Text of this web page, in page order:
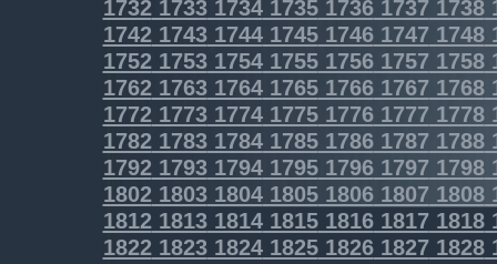
173217331734173517361737 1738
174217431744174517461747 1748
175217531754175517561757 1758
176217631764176517661767 1768
177217731774177517761777 1778
178217831784178517861787 1788
179217931794179517961797 1798
180218031804180518061807 1808
1812181318141815181618171818
1822182318241825182618271828